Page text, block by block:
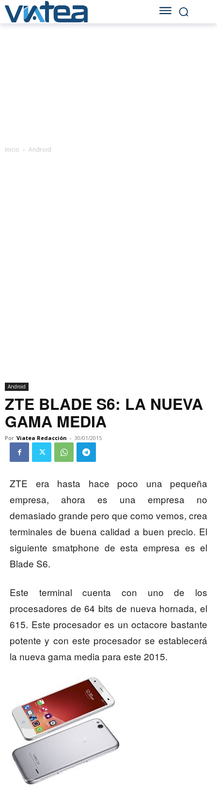
Inicio Android
Android
ZTE BLADE S6: LA NUEVA
GAMA MEDIA
Por Viatea Redacción - 30/01/2015
ZTE era hasta hace poco una pequeña
empresa, ahora es una empresa no
demasiado grande pero que como vemos, crea
terminales de buena calidad a buen precio. El
siguiente smatphone de esta empresa es el
Blade S6.
Este terminal cuenta con uno de los
procesadores de 64 bits de nueva hornada, el
615. Este procesador es un octacore bastante
potente y con este procesador se establecerá
la nueva gama media para este 2015.